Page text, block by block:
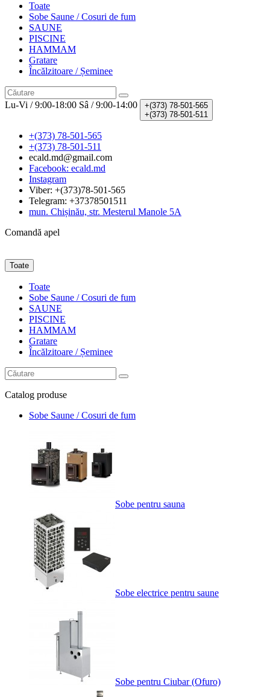
Toate
Sobe Saune / Cosuri de fum
SAUNE
PISCINE
HAMMAM
Gratare
Încălzitoare / Șeminee
Lu-Vi / 9:00-18:00 Sâ / 9:00-14:00 +(373) 78-501-565
+(373) 78-501-511
+(373) 78-501-565
+(373) 78-501-511
ecald.md@gmail.com
Facebook: ecald.md
Instagram
Viber: +(373)78-501-565
Telegram: +37378501511
mun. Chișinău, str. Mesterul Manole 5A
Comandă apel
Toate
Toate
Sobe Saune / Cosuri de fum
SAUNE
PISCINE
HAMMAM
Gratare
Încălzitoare / Șeminee
Catalog produse
Sobe Saune / Cosuri de fum
Sobe pentru sauna
Sobe electrice pentru saune
Sobe pentru Ciubar (Ofuro)